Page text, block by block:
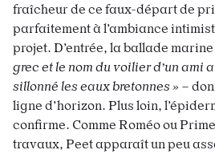
fraîcheur de ce faux-départ de
parfaitement à l’ambiance
projet. D’entrée, la ballade marine
grec et le nom du voilier d’un ami
sillonné les eaux bretonnes » –
ligne d’horizon. Plus loin,
confirme. Comme Roméo ou
travaux, Peet apparaît un peu